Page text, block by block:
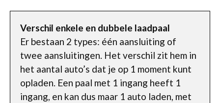
Verschil enkele en dubbele laadpaal
Er bestaan 2 types: één aansluiting of
twee aansluitingen. Het verschil zit hem in
het aantal auto’s dat je op 1 moment kunt
opladen. Een paal met 1 ingang heeft 1
ingang, en kan dus maar 1 auto laden, met